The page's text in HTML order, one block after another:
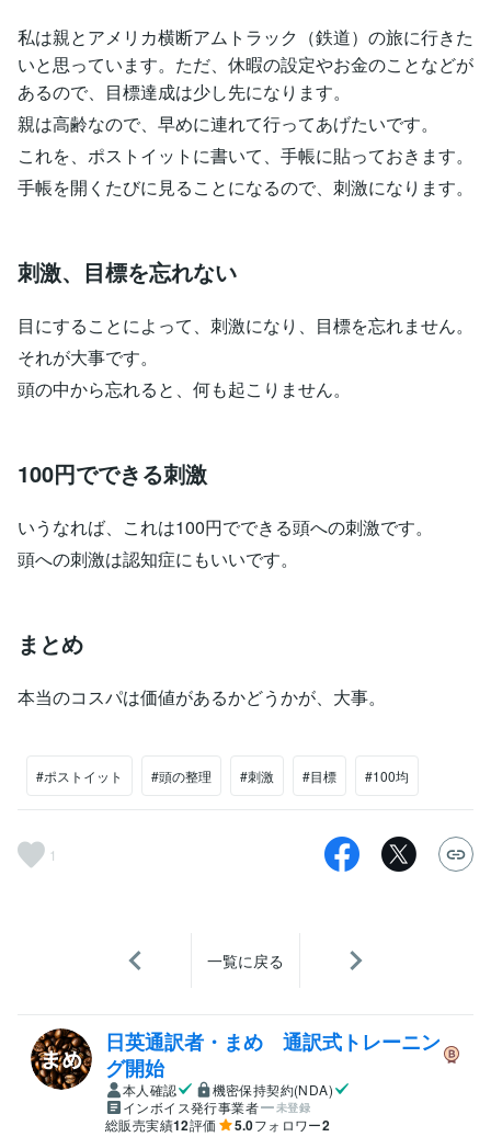
私は親とアメリカ横断アムトラック（鉄道）の旅に行きた
いと思っています。ただ、休暇の設定やお金のことなどが
あるので、目標達成は少し先になります。
親は高齢なので、早めに連れて行ってあげたいです。
これを、ポストイットに書いて、手帳に貼っておきます。
手帳を開くたびに見ることになるので、刺激になります。
刺激、目標を忘れない
目にすることによって、刺激になり、目標を忘れません。
それが大事です。
頭の中から忘れると、何も起こりません。
100円でできる刺激
いうなれば、これは100円でできる頭への刺激です。
頭への刺激は認知症にもいいです。
まとめ
本当のコスパは価値があるかどうかが、大事。
#ポストイット #頭の整理 #刺激 #目標 #100均
1
一覧に戻る
日英通訳者・まめ 通訳式トレーニン
グ開始
本人確認
機密保持契約(NDA)
インボイス発行事業者
未登録
総販売実績12評価 5.0フォロワー2